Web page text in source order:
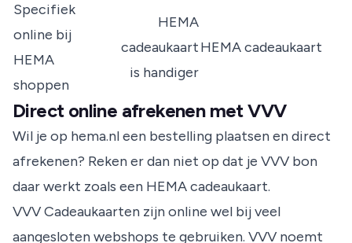
Specifiek
online bij
HEMA
shoppen
HEMA
cadeaukaart
is handiger
HEMA cadeaukaart
Direct online afrekenen met VVV
Wil je op hema.nl een bestelling plaatsen en direct
afrekenen? Reken er dan niet op dat je VVV bon
daar werkt zoals een HEMA cadeaukaart.
VVV Cadeaukaarten zijn online wel bij veel
aangesloten webshops te gebruiken. VVV noemt